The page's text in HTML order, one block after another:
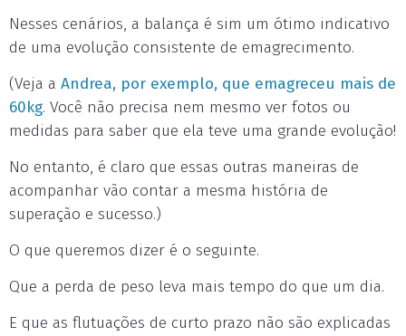
Nesses cenários, a balança é sim um ótimo indicativo
de uma evolução consistente de emagrecimento.
(Veja a Andrea, por exemplo, que emagreceu mais de
60kg. Você não precisa nem mesmo ver fotos ou
medidas para saber que ela teve uma grande evolução!
No entanto, é claro que essas outras maneiras de
acompanhar vão contar a mesma história de
superação e sucesso.)
O que queremos dizer é o seguinte.
Que a perda de peso leva mais tempo do que um dia.
E que as flutuações de curto prazo não são explicadas